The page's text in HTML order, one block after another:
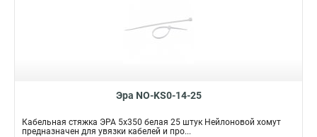
Эра NO-KS0-14-25
Кабельная стяжка ЭРА 5х350 белая 25 штук Нейлоновой хомут
предназначен для увязки кабелей и про...